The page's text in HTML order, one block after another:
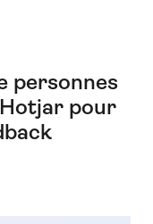
personnes
pour